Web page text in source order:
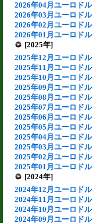
2026年04月ユーロドル
2026年03月ユーロドル
2026年02月ユーロドル
2026年01月ユーロドル
[2025年]
2025年12月ユーロドル
2025年11月ユーロドル
2025年10月ユーロドル
2025年09月ユーロドル
2025年08月ユーロドル
2025年07月ユーロドル
2025年06月ユーロドル
2025年05月ユーロドル
2025年04月ユーロドル
2025年03月ユーロドル
2025年02月ユーロドル
2025年01月ユーロドル
[2024年]
2024年12月ユーロドル
2024年11月ユーロドル
2024年10月ユーロドル
2024年09月ユーロドル